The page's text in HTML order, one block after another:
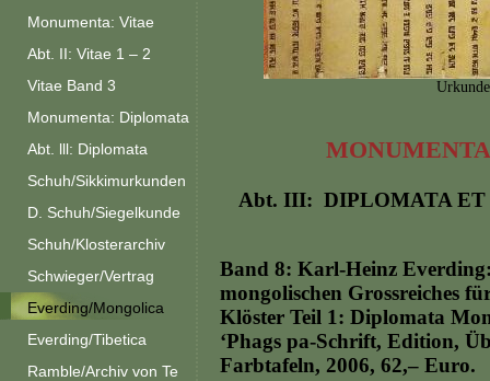
Monumenta: Vitae
Abt. II: Vitae 1 – 2
Vitae Band 3
Monumenta: Diplomata
Abt. lll: Diplomata
Schuh/Sikkimurkunden
D. Schuh/Siegelkunde
Schuh/Klosterarchiv
Schwieger/Vertrag
Everding/Mongolica
Everding/Tibetica
Ramble/Archiv von Te
Abt. III: DIPLOMATA ET
Band 8: Karl-Heinz
mongolischen Grossreiches
Klöster Teil 1: Diplomata
‘Phags pa-Schrift, Edition,
Farbtafeln, 2006, 62,– Euro.